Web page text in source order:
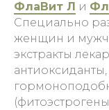
ФлаВит Л и
Специально
женщин и
экстракты